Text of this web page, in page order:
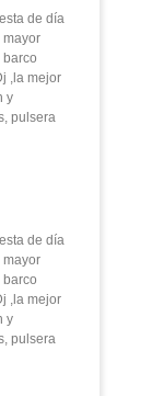
de día
mayor
,la mejor
y
pulsera
de día
mayor
,la mejor
y
pulsera